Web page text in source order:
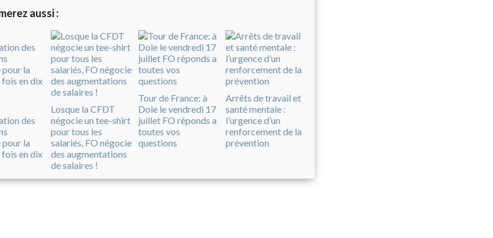
aussi :
des
pour la
en dix
Losque la CFDT
négocie un tee-shirt
pour tous les
salariés, FO négocie
des augmentations
de salaires !
Tour de France: à
Dole le vendredi 17
juillet FO réponds a
toutes vos
questions
Arrêts de travail et
santé mentale :
l’urgence d’un
renforcement de la
prévention